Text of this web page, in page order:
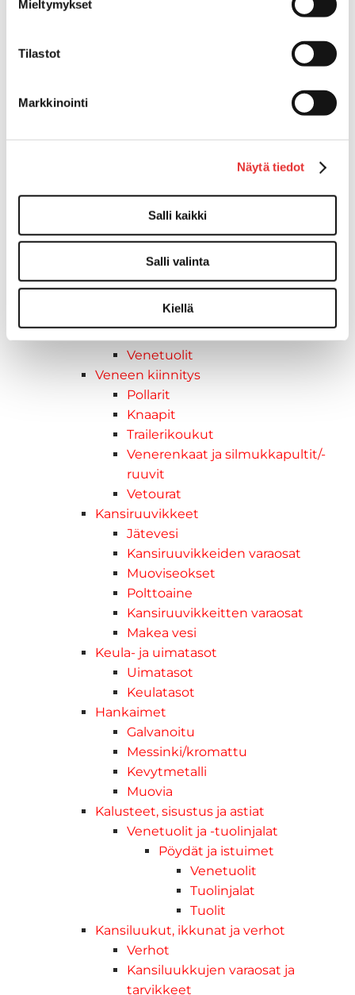
Mieltymykset
Tilastot
Markkinointi
Näytä tiedot
Salli kaikki
Salli valinta
Kiellä
Reuna-, köli-, törmäyslistat ja kansikate
Kiinnitysvarret
Askelmat
Kuljetusramppien tarvikkeet
Kädensija, metallia
Taavetit
Tuolinjalat
Venetuolit
Veneen kiinnitys
Pollarit
Knaapit
Trailerikoukut
Venerenkaat ja silmukkapultit/-
ruuvit
Vetourat
Kansiruuvikkeet
Jätevesi
Kansiruuvikkeiden varaosat
Muoviseokset
Polttoaine
Kansiruuvikkeitten varaosat
Makea vesi
Keula- ja uimatasot
Uimatasot
Keulatasot
Hankaimet
Galvanoitu
Messinki/kromattu
Kevytmetalli
Muovia
Kalusteet, sisustus ja astiat
Venetuolit ja -tuolinjalat
Pöydät ja istuimet
Venetuolit
Tuolinjalat
Tuolit
Kansiluukut, ikkunat ja verhot
Verhot
Kansiluukkujen varaosat ja
tarvikkeet